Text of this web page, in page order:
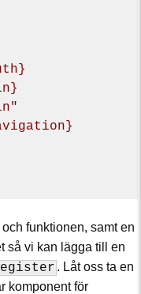
och funktionen, samt en
så vi kan lägga till en
. Låt oss ta en
komponent för